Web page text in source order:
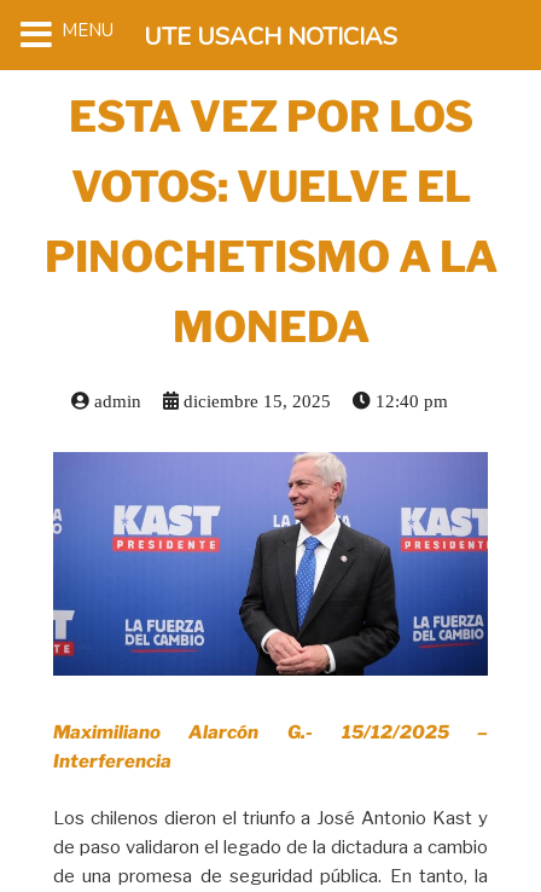
ESTA VEZ POR LOS
VOTOS: VUELVE EL
PINOCHETISMO A LA
MONEDA
admin diciembre 15, 2025 12:40 pm
Maximiliano Alarcón G.- 15/12/2025 –
Interferencia
Los chilenos dieron el triunfo a José Antonio Kast y
de paso validaron el legado de la dictadura a cambio
de una promesa de seguridad pública. En tanto, la
MENU UTE USACH NOTICIAS